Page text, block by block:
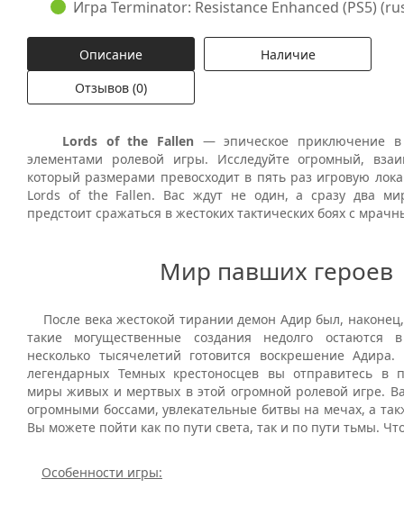
Игра Terminator: Resistance Enhanced (PS5)
Описание
Наличие
Отзывов (0)
Lords of the Fallen — эпическое приключение
элементами ролевой игры. Исследуйте огромный,
который размерами превосходит в пять раз игровую
Lords of the Fallen. Вас ждут не один, а сразу два
предстоит сражаться в жестоких тактических боях с
Мир павших героев
После века жестокой тирании демон Адир был,
такие могущественные создания недолго остаются
несколько тысячелетий готовится воскрешение
легендарных Темных крестоносцев вы отправитесь в
миры живых и мертвых в этой огромной ролевой игре.
огромными боссами, увлекательные битвы на мечах, а
Вы можете пойти как по пути света, так и по пути тьмы.
Особенности игры: